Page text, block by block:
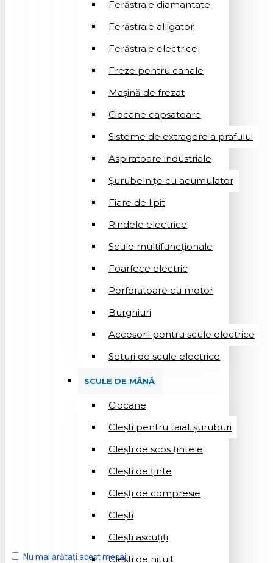
Ferăstraie diamantate
Ferăstraie alligator
Ferăstraie electrice
Freze pentru canale
Mașină de frezat
Ciocane capsatoare
Sisteme de extragere a prafului
Aspiratoare industriale
Șurubelnițe cu acumulator
Fiare de lipit
Rindele electrice
Scule multifuncționale
Foarfece electric
Perforatoare cu motor
Burghiuri
Accesorii pentru scule electrice
Seturi de scule electrice
SCULE DE MÂNĂ
Ciocane
Cleşti pentru taiat șuruburi
Clești de scos țintele
Clești de ținte
Cleșți de compresie
Cleşti
Clești ascuțiți
Cleşti de nituit
Nu mai arătați acest mesaj